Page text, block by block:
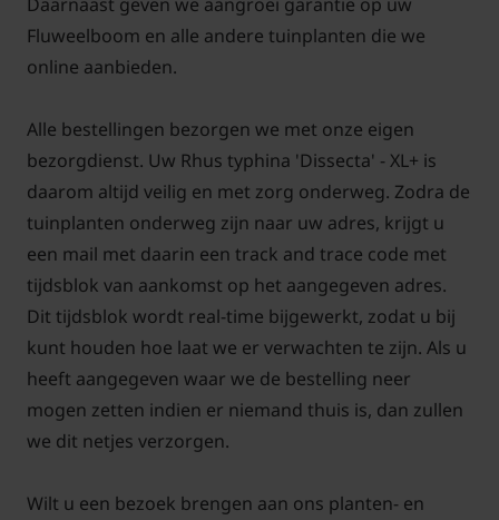
'Dissecta'
kleuren op de foto geven een indicatie van deze
verkleuring. De exacte verkleuring is afhankelijk van
de standplaats en het weer en kan per jaar
verschillen. Het is dus niet zeker of u de verkleuring
zoals deze gefotografeerd is, ook terugziet in uw
tuin. Aan de kleuren die op deze foto zichtbaar zijn,
kunnen geen rechten worden ontleent.
Voor alle grote planten in de XL+ serieklik hier
Fluweelboom en alle andere tuinplanten die we
online aanbieden.
Alle bestellingen bezorgen we met onze eigen
bezorgdienst. Uw Rhus typhina 'Dissecta' - XL+ is
daarom altijd veilig en met zorg onderweg. Zodra de
tuinplanten onderweg zijn naar uw adres, krijgt u
een mail met daarin een track and trace code met
tijdsblok van aankomst op het aangegeven adres.
Dit tijdsblok wordt real-time bijgewerkt, zodat u bij
kunt houden hoe laat we er verwachten te zijn. Als u
heeft aangegeven waar we de bestelling neer
mogen zetten indien er niemand thuis is, dan zullen
we dit netjes verzorgen.
Wilt u een bezoek brengen aan ons planten- en